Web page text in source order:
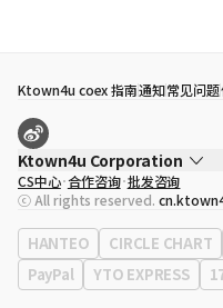
Ktown4u coex 指南通知常见问题
Ktown4u Corporation
代表
宋効珉
营业执照 120-87-71116
公司地址 首尔特别市 江南区 岭东
CS中心 合作咨询 批发咨询
ⓒ All rights reserved.
HANTEO CIRCLE CHART
PayPal
YTO EXPRESS